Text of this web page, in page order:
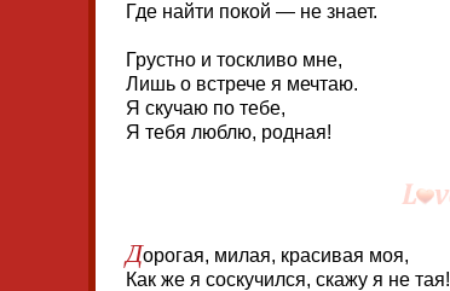
Где найти покой — не знает.
Грустно и тоскливо мне,
Лишь о встрече я мечтаю.
Я скучаю по тебе,
Я тебя люблю, родная!
Дорогая, милая, красивая моя,
Как же я соскучился, скажу я не тая!